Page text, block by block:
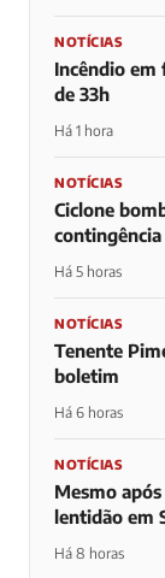
NOTÍCIAS
Incêndio em
de 33h
Há 1 hora
NOTÍCIAS
Ciclone
contingência
Há 5 horas
NOTÍCIAS
Tenente
boletim
Há 6 horas
NOTÍCIAS
Mesmo
lentidão em
Há 8 horas